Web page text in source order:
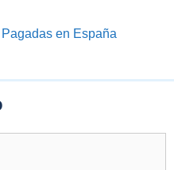
en España